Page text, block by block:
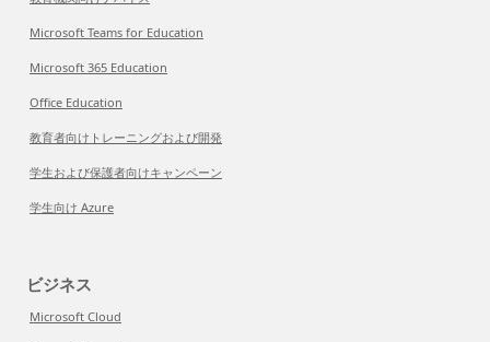
Microsoft Teams for Education
Microsoft 365 Education
Office Education
教育者向けトレーニングおよび開発
学生および保護者向けキャンペーン
学生向け Azure
ビジネス
Microsoft Cloud